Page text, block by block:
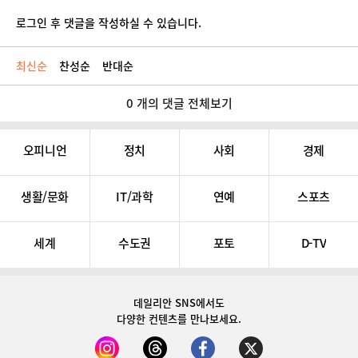
로그인 후 댓글을 작성하실 수 있습니다.
최신순 찬성순 반대순
0 개의 댓글 전체보기
오피니언 정치 사회 경제
생활/문화 IT/과학 연예 스포츠
세계 수도권 포토 D-TV
데일리안 SNS에서도
다양한 컨텐츠를 만나보세요.